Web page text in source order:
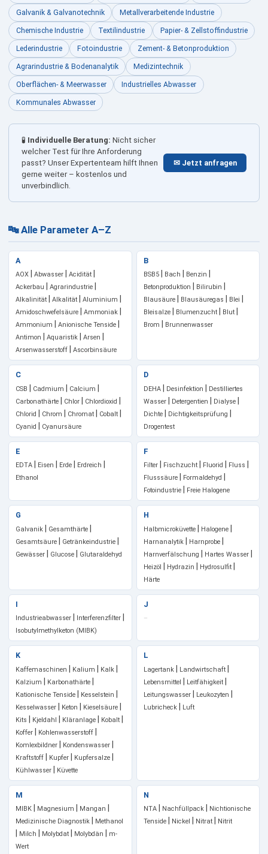
Galvanik & Galvanotechnik Metallverarbeitende Industrie
Chemische Industrie Textilindustrie Papier- & Zellstoffindustrie
Lederindustrie Fotoindustrie Zement- & Betonproduktion
Agrarindustrie & Bodenanalytik Medizintechnik
Oberflächen- & Meerwasser Industrielles Abwasser
Kommunales Abwasser
🧪 Individuelle Beratung: Nicht sicher
welcher Test für Ihre Anforderung
passt? Unser Expertenteam hilft Ihnen
gerne weiter – kostenlos und
unverbindlich.
✉ Jetzt anfragen
🔤 Alle Parameter A–Z
A
AOX |Abwasser |Acidität
Ackerbau |Agrarindustrie
Alkalinität |Alkalität |Aluminium
Amidoschwefelsäure |Ammoniak
Ammonium |Anionische Tenside
Antimon |Aquaristik |Arsen
Arsenwasserstoff |Ascorbinsäure
B
BSB5| Bach Benzin
Betonproduktion Bilirubin
Blausäure| Blausäuregas Blei
Bleisalze| Blumenzucht| Blut|
Brom Brunnenwasser
C
CSB Cadmium Calcium
Carbonathärte Chlor Chlordioxid
Chlorid Chrom Chromat Cobalt
Cyanid Cyanursäure
D
DEHA| Desinfektion
Destilliertes
Wasser| Detergentien Dialyse|
Dichte| Dichtigkeitsprüfung
Drogentest
E
EDTA Eisen Erde Erdreich
Ethanol
F
Filter| Fischzucht| Fluorid Fluss
Flusssäure| Formaldehyd
Fotoindustrie| Freie Halogene
G
Galvanik Gesamthärte
Gesamtsäure Getränkeindustrie
Gewässer Glucose Glutaraldehyd
H
Halbmicroküvette| Halogene|
Harnanalytik| Harnprobe|
Harnverfälschung Hartes Wasser|
Heizöl Hydrazin Hydrosulfit|
Härte
I
Industrieabwasser Interferenzfilter
Isobutylmethylketon (MIBK)
J
–
K
Kaffemaschinen Kalium Kalk
Kalzium Karbonathärte
Kationische Tenside Kesselstein
Kesselwasser Keton Kieselsäure
Kits Kjeldahl Kläranlage Kobalt
Koffer Kohlenwasserstoff
Komlexbildner Kondenswasser
Kraftstoff Kupfer Kupfersalze
Kühlwasser Küvette
L
Lagertank| Landwirtschaft|
Lebensmittel Leitfähigkeit|
Leitungswasser| Leukozyten
Lubricheck| Luft
M
MIBK Magnesium Mangan
Medizinische Diagnostik Methanol
Milch Molybdat Molybdän
m-
Wert
N
NTA| Nachfüllpack|
Nichtionische
Tenside| Nickel Nitrat| Nitrit